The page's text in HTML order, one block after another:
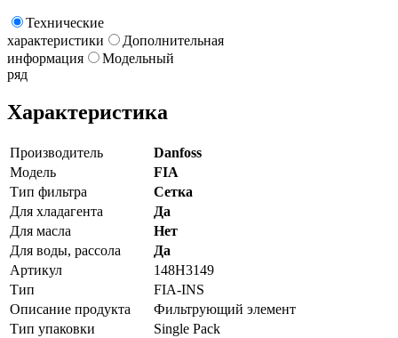
Технические
характеристики
Дополнительная
информация
Модельный
ряд
Характеристика
Производитель
Danfoss
Модель
FIA
Тип фильтра
Сетка
Для хладагента
Да
Для масла
Нет
Для воды, рассола
Да
Артикул
148H3149
Тип
FIA-INS
Описание продукта
Фильтрующий элемент
Тип упаковки
Single Pack